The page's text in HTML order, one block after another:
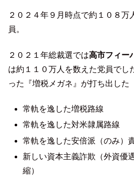
２０２４年９月時点で約１０８万
員。
２０２１年総裁選では高市フィー
は約１１０万人を数えた党員でし
った『増税メガネ』が打ち出した
常軌を逸した増税路線
常軌を逸した対米隷属路線
常軌を逸した安倍派（のみ）
新しい資本主義詐欺（外資優
縮）